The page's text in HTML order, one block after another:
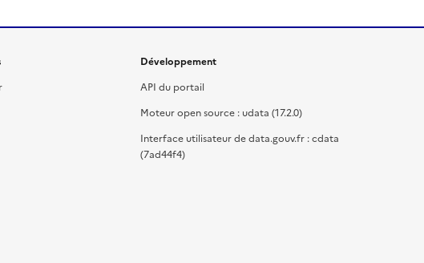
Développement
API du portail
Moteur open source : udata (17.2.0)
Interface utilisateur de data.gouv.fr : cdata
(7ad44f4)